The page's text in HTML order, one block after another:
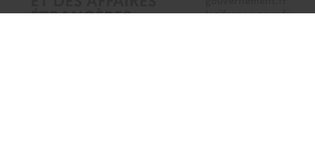
legifrance.gouv.fr